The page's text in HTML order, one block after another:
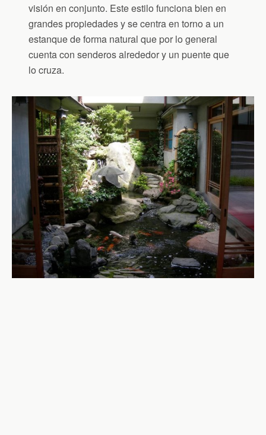
visión en conjunto. Este estilo funciona bien en
grandes propiedades y se centra en torno a un
estanque de forma natural que por lo general
cuenta con senderos alrededor y un puente que
lo cruza.